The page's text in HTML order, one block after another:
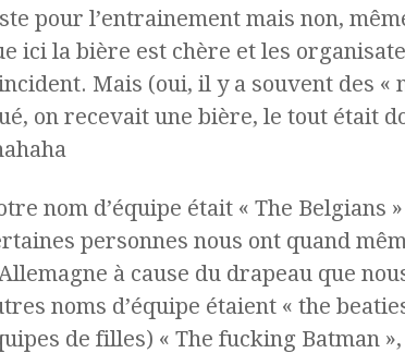
pour l’entrainement mais non,
ici la bière est chère et les
Mais (oui, il y a souvent des «
on recevait une bière, le tout était
nom d’équipe était « The Belgians
personnes nous ont quand
à cause du drapeau que
noms d’équipe étaient « the
de filles) « The fucking Batman